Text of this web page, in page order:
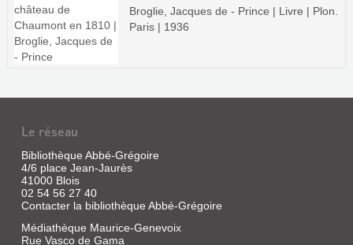
Broglie, Jacques de - Prince | Livre | Plon.
Paris | 1936
Le réseau
Bibliothèque Abbé-Grégoire
4/6 place Jean-Jaurès
41000 Blois
02 54 56 27 40
Contacter la bibliothèque Abbé-Grégoire
Médiathèque Maurice-Genevoix
Rue Vasco de Gama